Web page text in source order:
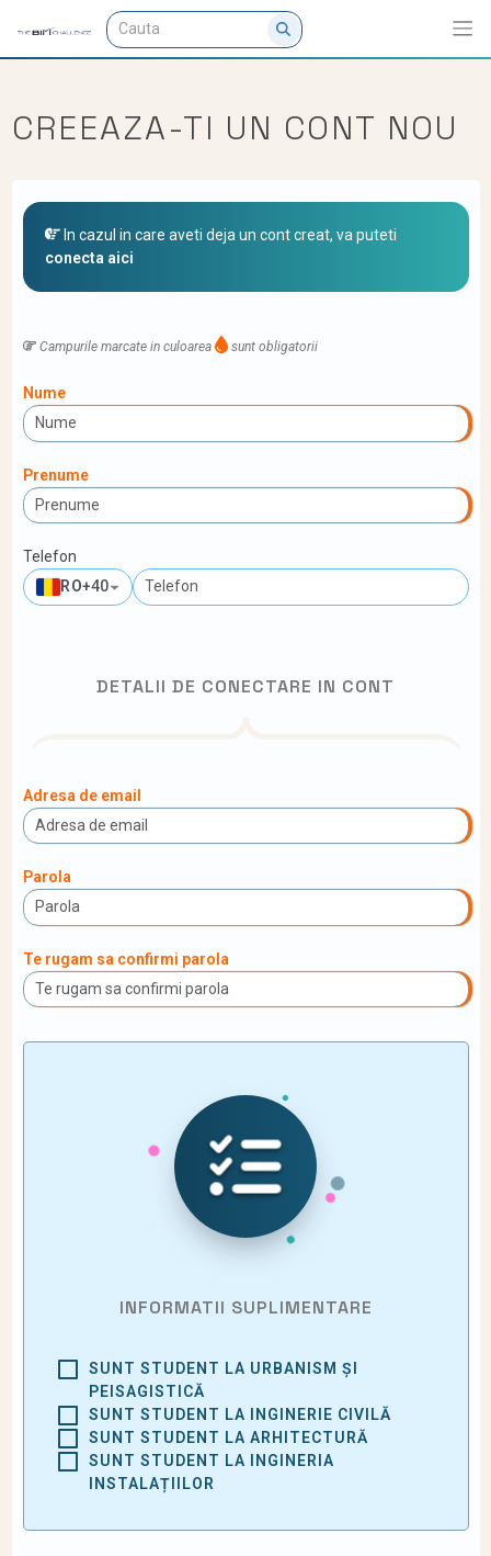
CREEAZA-TI UN CONT NOU
In cazul in care aveti deja un cont creat, va puteti
conecta aici
Campurile marcate in culoarea sunt obligatorii
Nume
Prenume
Telefon
RO+40
DETALII DE CONECTARE IN CONT
Adresa de email
Parola
Te rugam sa confirmi parola
INFORMATII SUPLIMENTARE
SUNT STUDENT LA URBANISM ȘI
PEISAGISTICĂ
SUNT STUDENT LA INGINERIE CIVILĂ
SUNT STUDENT LA ARHITECTURĂ
SUNT STUDENT LA INGINERIA
INSTALAȚIILOR